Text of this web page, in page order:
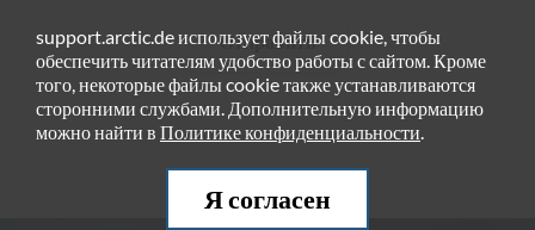
Отправить
support.arctic.de использует файлы cookie, чтобы
обеспечить читателям удобство работы с сайтом. Кроме
того, некоторые файлы cookie также устанавливаются
сторонними службами. Дополнительную информацию
можно найти в Политике конфиденциальности.
Я согласен